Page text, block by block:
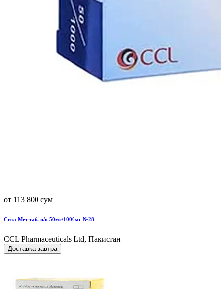
от 113 800 сум
Сита Мет таб. п/о 50мг/1000мг №28
CCL Pharmaceuticals Ltd, Пакистан
Доставка завтра